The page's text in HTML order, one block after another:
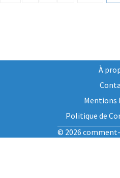
À
Mentions
Politique de
© 2026